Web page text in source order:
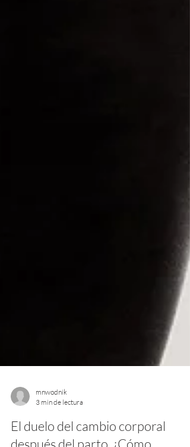
3 min de lectura